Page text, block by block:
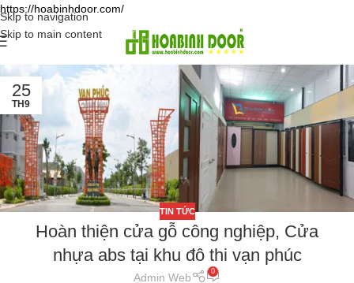
https://hoabinhdoor.com/
Skip to navigation
Skip to main content
25
TH9
TIN TỨC
Hoàn thiện cửa gỗ công nghiệp, Cửa
nhựa abs tại khu đô thi vạn phúc
Admin Web 0